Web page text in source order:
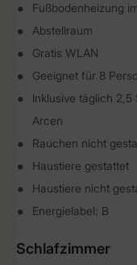
Fußbodenheizung
Abstellraum
Gratis WLAN
Geeignet für 8
Inklusive täglich 2,5
Arcen
Rauchen nicht
Haustiere gestattet
Haustiere nicht
Energielabel: B
Schlafzimmer